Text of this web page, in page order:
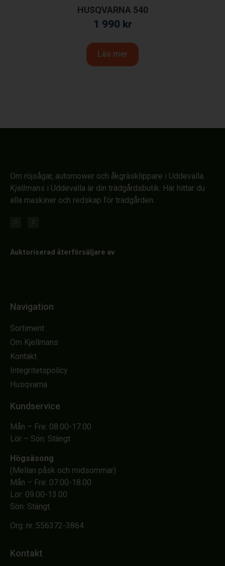
HUSQVARNA 540
1 990 kr
Läs mer
Om röjsågar, automower och åkgräsklippare i Uddevalla.
Kjellmans i Uddevalla är din trädgårdsbutik. Här hittar du
alla maskiner och redskap för trädgården.
Auktoriserad återförsäljare av
Navigation
Sortiment
Om Kjellmans
Kontakt
Integritetspolicy
Husqvarna
Kundservice
Mån – Fre: 08.00-17.00
Lör – Sön: Stängt
Högsäsong
(Mellan påsk och midsommar)
Mån – Fre: 07.00-18.00
Lör: 09.00-13.00
Sön: Stängt
Org. nr. 556372-3864
Kontakt